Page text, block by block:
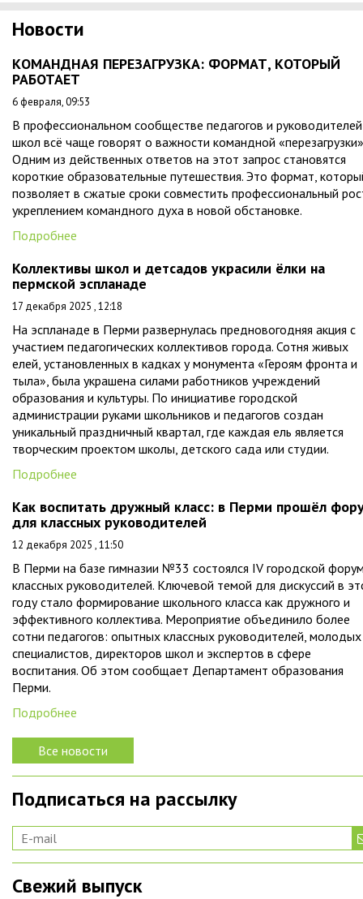
Новости
КОМАНДНАЯ ПЕРЕЗАГРУЗКА: ФОРМАТ, КОТОРЫЙ
РАБОТАЕТ
6 февраля, 09:53
В профессиональном сообществе педагогов и руководителей
школ всё чаще говорят о важности командной
Одним из действенных ответов на этот запрос становятся
короткие образовательные путешествия. Это формат,
позволяет в сжатые сроки совместить профессиональный
укреплением командного духа в новой обстановке.
Подробнее
Коллективы школ и детсадов украсили ёлки на
пермской эспланаде
17 декабря 2025 , 12:18
На эспланаде в Перми развернулась предновогодняя акция с
участием педагогических коллективов города. Сотня живых
елей, установленных в кадках у монумента «Героям фронта и
тыла», была украшена силами работников учреждений
образования и культуры. По инициативе городской
администрации руками школьников и педагогов создан
уникальный праздничный квартал, где каждая ель является
творческим проектом школы, детского сада или студии.
Подробнее
Как воспитать дружный класс: в Перми прошёл
для классных руководителей
12 декабря 2025 , 11:50
В Перми на базе гимназии №33 состоялся IV городской
классных руководителей. Ключевой темой для дискуссий в
году стало формирование школьного класса как дружного и
эффективного коллектива. Мероприятие объединило более
сотни педагогов: опытных классных руководителей, молодых
специалистов, директоров школ и экспертов в сфере
воспитания. Об этом сообщает Департамент образования
Перми.
Подробнее
Все новости
Подписаться на рассылку
Свежий выпуск